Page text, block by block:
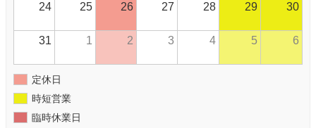
24 25 26 27 28 29 30
31 1 2 3 4 5 6
定休日
時短営業
臨時休業日